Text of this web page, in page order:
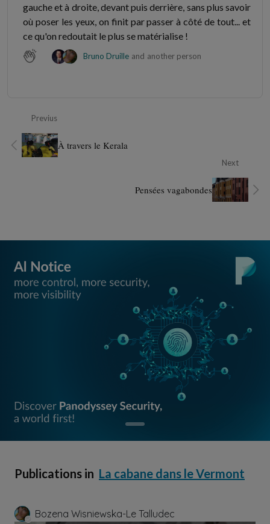
gauche et à droite, devant puis derrière, sans plus savoir
où poser les yeux, on finit par passer à côté de tout... et
ce qu'on redoutait le plus se matérialise !
Bruno Druille and another person
Previus
À travers le Kerala
Next
Pensées vagabondes
Publications in La cabane dans le Vermont
Bozena Wisniewska-Le Talludec